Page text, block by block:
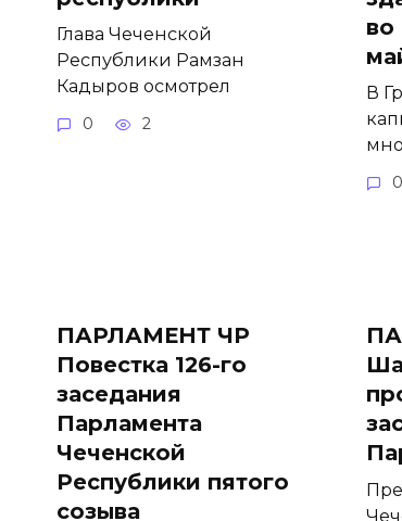
Глава Чеченской
Республики Рамзан
Кадыров осмотрел
0 2
во
В
0
ПАРЛАМЕНТ ЧР
Повестка 126-го
заседания
Парламента
Чеченской
Республики пятого
созыва